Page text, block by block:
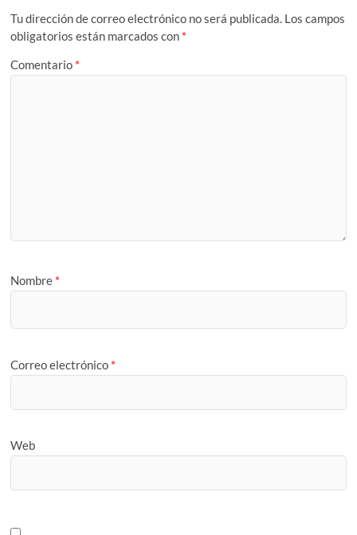
Tu dirección de correo electrónico no será publicada. Los campos
obligatorios están marcados con *
Comentario *
Nombre *
Correo electrónico *
Web